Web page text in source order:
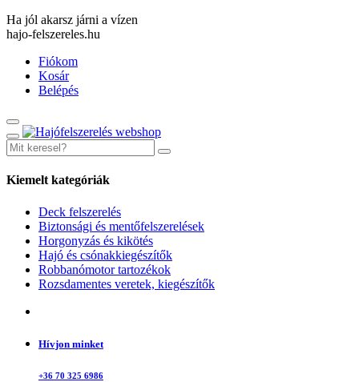
Ha jól akarsz járni a vízen
hajo-felszereles.hu
Fiókom
Kosár
Belépés
Kiemelt kategóriák
Deck felszerelés
Biztonsági és mentőfelszerelések
Horgonyzás és kikötés
Hajó és csónakkiegészítők
Robbanómotor tartozékok
Rozsdamentes veretek, kiegészítők
Hívjon minket
+36 70 325 6986